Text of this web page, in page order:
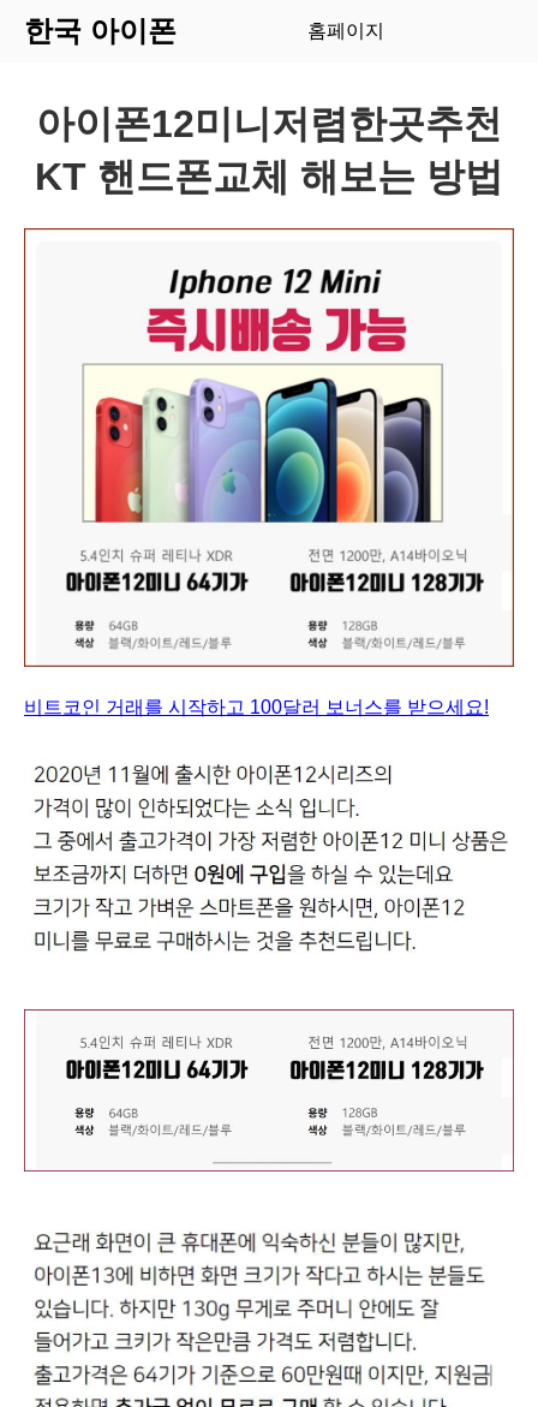
한국 아이폰 홈페이지
아이폰12미니저렴한곳추천
KT 핸드폰교체 해보는 방법
비트코인 거래를 시작하고 100달러 보너스를 받으세요!